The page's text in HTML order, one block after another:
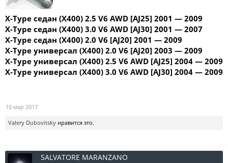
X-Type седан (X400) 2.5 V6 AWD [AJ25] 2001 ― 2009
X-Type седан (X400) 3.0 V6 AWD [AJ30] 2001 ― 2007
X-Type седан (X400) 2.0 V6 [AJ20] 2001 ― 2009
X-Type универсал (X400) 2.0 V6 [AJ20] 2003 ― 2009
X-Type универсал (X400) 2.5 V6 AWD [AJ25] 2004 ― 2009
X-Type универсал (X400) 3.0 V6 AWD [AJ30] 2004 ― 2009
10 мар 2017
Valery Dubovitsky нравится это.
SALVATORE MARANZANO